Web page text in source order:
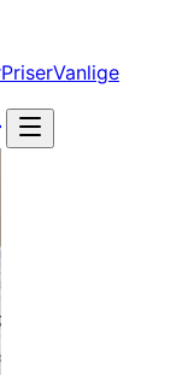
PriserVanlige